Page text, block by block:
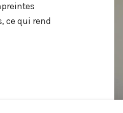
ce qui rend